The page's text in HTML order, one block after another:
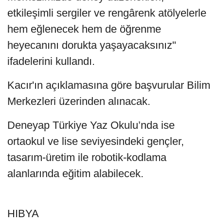
etkileşimli sergiler ve rengârenk atölyelerle
hem eğlenecek hem de öğrenme
heyecanını dorukta yaşayacaksınız"
ifadelerini kullandı.
Kacır'ın açıklamasına göre başvurular Bilim
Merkezleri üzerinden alınacak.
Deneyap Türkiye Yaz Okulu’nda ise
ortaokul ve lise seviyesindeki gençler,
tasarım-üretim ile robotik-kodlama
alanlarında eğitim alabilecek.
HIBYA